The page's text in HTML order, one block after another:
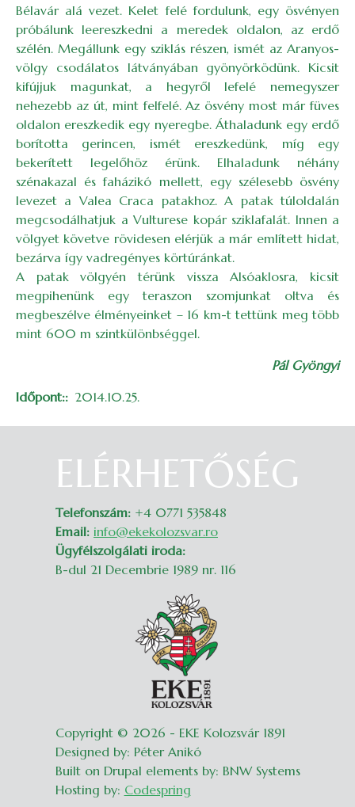
Bélavár alá vezet. Kelet felé fordulunk, egy ösvényen
próbálunk leereszkedni a meredek oldalon, az erdő
szélén. Megállunk egy sziklás részen, ismét az Aranyos-
völgy csodálatos látványában gyönyörködünk. Kicsit
kifújjuk magunkat, a hegyről lefelé nemegyszer
nehezebb az út, mint felfelé. Az ösvény most már füves
oldalon ereszkedik egy nyeregbe. Áthaladunk egy erdő
borította gerincen, ismét ereszkedünk, míg egy
bekerített legelőhöz érünk. Elhaladunk néhány
szénakazal és faházikó mellett, egy szélesebb ösvény
levezet a Valea Craca patakhoz. A patak túloldalán
megcsodálhatjuk a Vulturese kopár sziklafalát. Innen a
völgyet követve rövidesen elérjük a már említett hidat,
bezárva így vadregényes körtúránkat.
A patak völgyén térünk vissza Alsóaklosra, kicsit
megpihenünk egy teraszon szomjunkat oltva és
megbeszélve élményeinket – 16 km-t tettünk meg több
mint 600 m szintkülönbséggel.
Pál Gyöngyi
Időpont:
2014.10.25.
ELÉRHETŐSÉG
Telefonszám: +4 0771 535848
Email: info@ekekolozsvar.ro
Ügyfélszolgálati iroda:
B-dul 21 Decembrie 1989 nr. 116
Copyright © 2026 - EKE Kolozsvár 1891
Designed by: Péter Anikó
Built on Drupal elements by: BNW Systems
Hosting by: Codespring